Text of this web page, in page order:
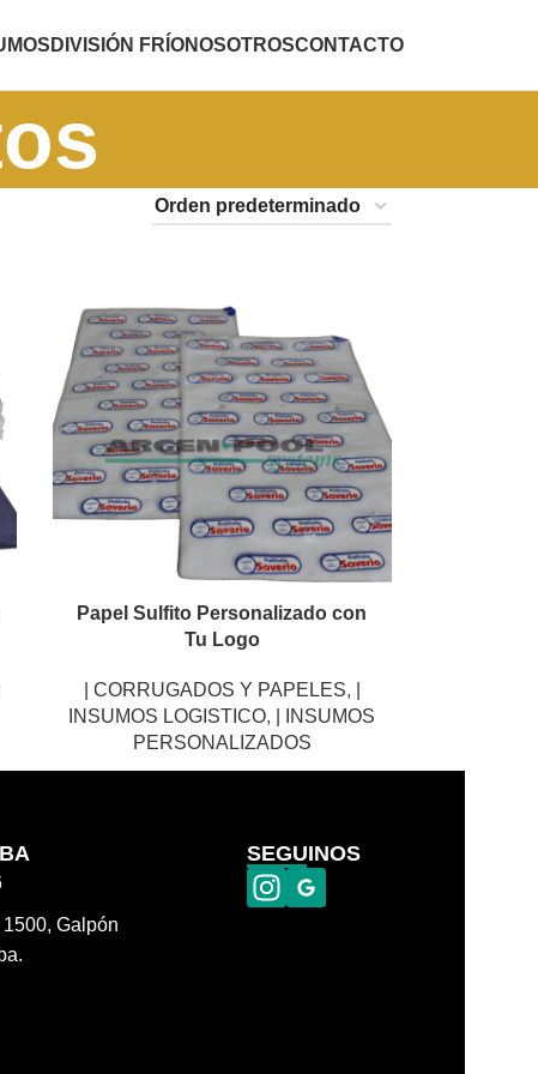
DIVISIÓN FRÍONOSOTROSCONTACTO
Papel Sulfito Personalizado con
Tu Logo
| CORRUGADOS Y PAPELES,
INSUMOS LOGISTICO,
| INSUMOS
PERSONALIZADOS
Galpón
SEGUINOS